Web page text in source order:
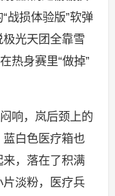
战损体验版”软弹
光天团全靠雪
热身赛里“做掉”
响，岚后颈上的
白色医疗箱也
，落在了积满
淡粉，医疗兵